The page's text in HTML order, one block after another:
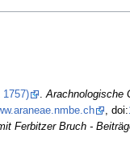
1757) .Arachnologische
, doi:
Ferbitzer Bruch -